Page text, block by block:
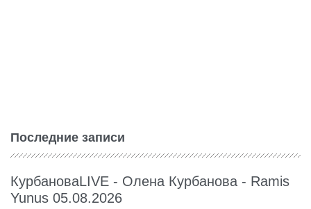
Последние записи
КурбановаLIVE - Олена Курбанова - Ramis
Yunus 05.08.2026